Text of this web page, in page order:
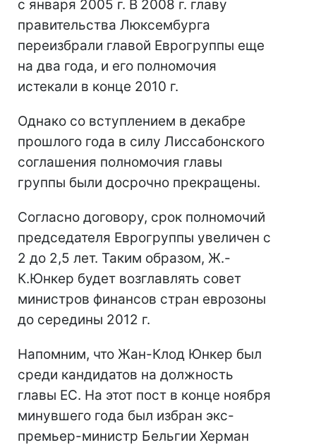
с января 2005 г. В 2008 г. главу
правительства Люксембурга
переизбрали главой Еврогруппы еще
на два года, и его полномочия
истекали в конце 2010 г.
Однако со вступлением в декабре
прошлого года в силу Лиссабонского
соглашения полномочия главы
группы были досрочно прекращены.
Согласно договору, срок полномочий
председателя Еврогруппы увеличен с
2 до 2,5 лет. Таким образом, Ж.-
К.Юнкер будет возглавлять совет
министров финансов стран еврозоны
до середины 2012 г.
Напомним, что Жан-Клод Юнкер был
среди кандидатов на должность
главы ЕС. На этот пост в конце ноября
минувшего года был избран экс-
премьер-министр Бельгии Херман